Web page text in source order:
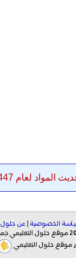
لعام 1447 هـ
الخصوصية | عن حلول
موقع حلول التعليمي